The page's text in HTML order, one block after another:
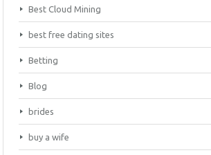
Best Cloud Mining
best free dating sites
Betting
Blog
brides
buy a wife